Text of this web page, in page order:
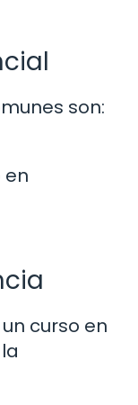
son:
en
curso en